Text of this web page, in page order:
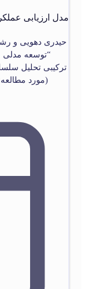
مدل ارزیابی
“توسعه مدلی
ترکیبی تحلیل
(مورد